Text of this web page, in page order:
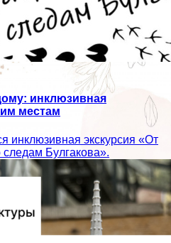
инклюзивная
местам
инклюзивная экскурсия «От
Булгакова».